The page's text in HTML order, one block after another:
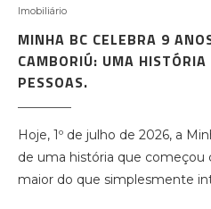
Imobiliário
MINHA BC CELEBRA 9
CAMBORIÚ: UMA
PESSOAS.
Hoje, 1º de julho de 2026, a
de uma história que
maior do que simplesmente